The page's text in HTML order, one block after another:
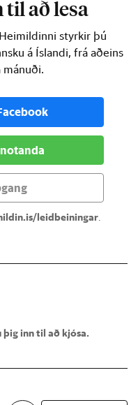
til að lesa
styrkir þú
á Íslandi, frá aðeins
mánuði.
leidbeiningar.
þig inn til að kjósa.